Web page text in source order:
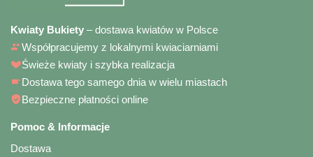
Kwiaty Bukiety – dostawa kwiatów w Polsce
Współpracujemy z lokalnymi kwiaciarniami
Świeże kwiaty i szybka realizacja
Dostawa tego samego dnia w wielu miastach
Bezpieczne płatności online
Pomoc & Informacje
Dostawa